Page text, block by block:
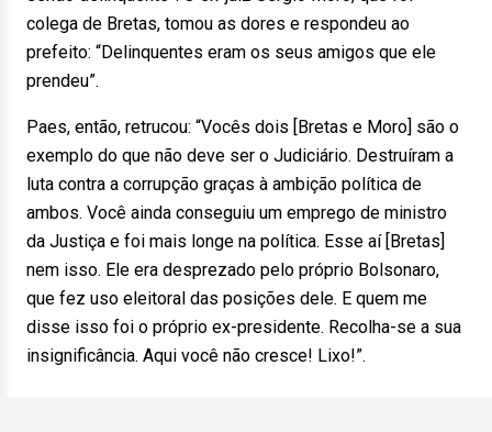
colega de Bretas, tomou as dores e respondeu ao
prefeito: “Delinquentes eram os seus amigos que ele
prendeu”.
Paes, então, retrucou: “Vocês dois [Bretas e Moro] são o
exemplo do que não deve ser o Judiciário. Destruíram a
luta contra a corrupção graças à ambição política de
ambos. Você ainda conseguiu um emprego de ministro
da Justiça e foi mais longe na política. Esse aí [Bretas]
nem isso. Ele era desprezado pelo próprio Bolsonaro,
que fez uso eleitoral das posições dele. E quem me
disse isso foi o próprio ex-presidente. Recolha-se a sua
insignificância. Aqui você não cresce! Lixo!”.